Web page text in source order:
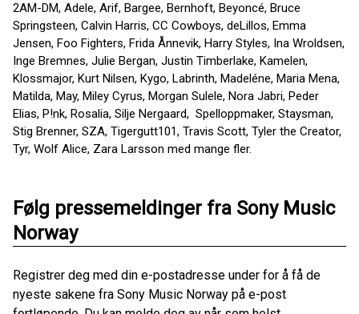
2AM-DM, Adele, Arif, Bargee, Bernhoft, Beyoncé, Bruce
Springsteen, Calvin Harris, CC Cowboys, deLillos, Emma
Jensen, Foo Fighters, Frida Ånnevik, Harry Styles, Ina Wroldsen,
Inge Bremnes, Julie Bergan, Justin Timberlake, Kamelen,
Klossmajor, Kurt Nilsen, Kygo, Labrinth, Madeléne, Maria Mena,
Matilda, May, Miley Cyrus, Morgan Sulele, Nora Jabri, Peder
Elias, P!nk, Rosalia, Silje Nergaard, Spelloppmaker, Staysman,
Stig Brenner, SZA, Tigergutt101, Travis Scott, Tyler the Creator,
Tyr, Wolf Alice, Zara Larsson med mange fler.
Følg pressemeldinger fra Sony Music
Norway
Registrer deg med din e-postadresse under for å få de
nyeste sakene fra Sony Music Norway på e-post